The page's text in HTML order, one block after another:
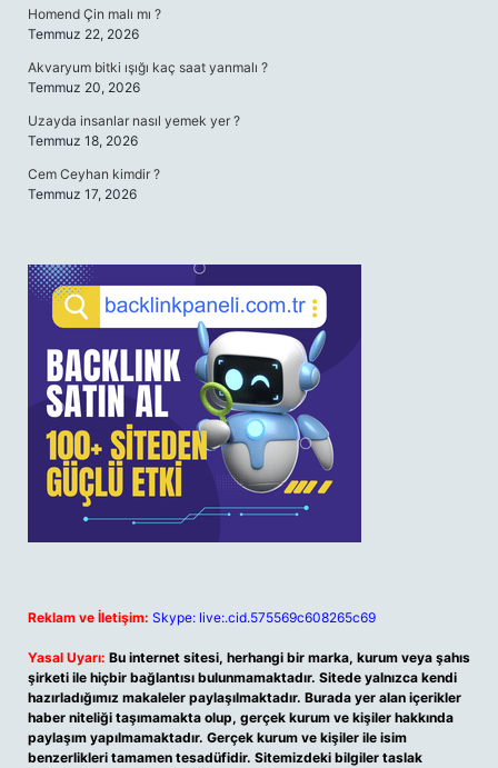
Homend Çin malı mı ?
Temmuz 22, 2026
Akvaryum bitki ışığı kaç saat yanmalı ?
Temmuz 20, 2026
Uzayda insanlar nasıl yemek yer ?
Temmuz 18, 2026
Cem Ceyhan kimdir ?
Temmuz 17, 2026
Reklam ve İletişim: Skype: live:.cid.575569c608265c69
Yasal Uyarı: Bu internet sitesi, herhangi bir marka, kurum veya şahıs
şirketi ile hiçbir bağlantısı bulunmamaktadır. Sitede yalnızca kendi
hazırladığımız makaleler paylaşılmaktadır. Burada yer alan içerikler
haber niteliği taşımamakta olup, gerçek kurum ve kişiler hakkında
paylaşım yapılmamaktadır. Gerçek kurum ve kişiler ile isim
benzerlikleri tamamen tesadüfidir. Sitemizdeki bilgiler taslak